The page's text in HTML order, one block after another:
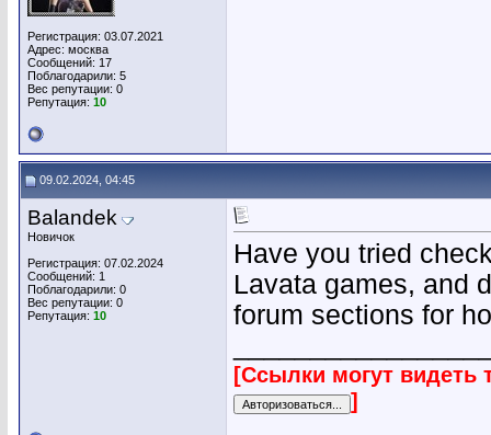
Регистрация: 03.07.2021
Адрес: москва
Сообщений: 17
Поблагодарили: 5
Вес репутации: 0
Репутация: 10
09.02.2024, 04:45
Balandek
Новичок
Регистрация: 07.02.2024
Сообщений: 1
Поблагодарили: 0
Вес репутации: 0
Репутация: 10
Have you tried
Lavata games, and
forum sections for
[Ссылки могут видеть
]